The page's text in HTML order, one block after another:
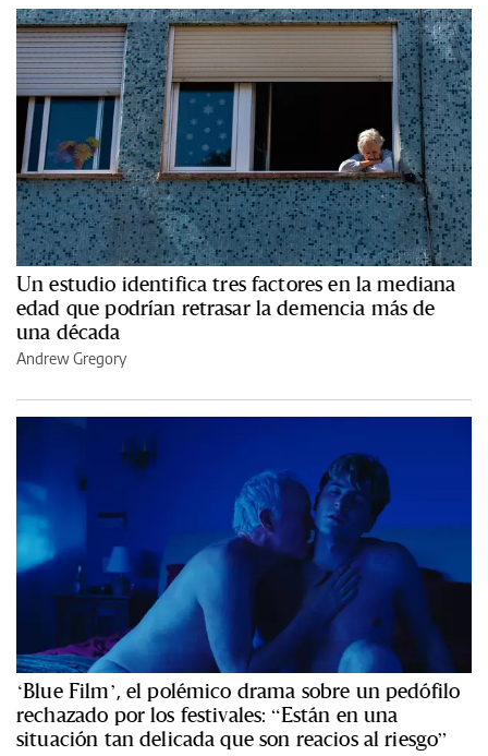
Un estudio identifica tres factores en la mediana
edad que podrían retrasar la demencia más de
una década
Andrew Gregory
‘Blue Film’, el polémico drama sobre un pedófilo
rechazado por los festivales: “Están en una
situación tan delicada que son reacios al riesgo”